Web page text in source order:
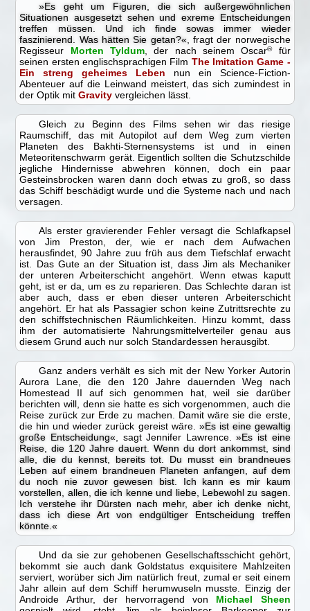
»Es geht um Figuren, die sich außergewöhnlichen
Situationen ausgesetzt sehen und exreme Entscheidungen
treffen müssen. Und ich finde sowas immer wieder
faszinierend. Was hätten Sie getan?« , fragt der norwegische
Regisseur Morten Tyldum , der nach seinem Oscar®für
seinen ersten englischsprachigen Film The Imitation Game -
Ein streng geheimes Leben nun ein Science-Fiction-
Abenteuer auf die Leinwand meistert, das sich zumindest in
der Optik mitGravity vergleichen lässt.
Gleich zu Beginn des Films sehen wir das riesige
Raumschiff, das mit Autopilot auf dem Weg zum vierten
Planeten des Bakhti-Sternensystems ist und in einen
Meteoritenschwarm gerät. Eigentlich sollten die Schutzschilde
jegliche Hindernisse abwehren können, doch ein paar
Gesteinsbrocken waren dann doch etwas zu groß, so dass
das Schiff beschädigt wurde und die Systeme nach und nach
versagen.
Als erster gravierender Fehler versagt die Schlafkapsel
von Jim Preston, der, wie er nach dem Aufwachen
herausfindet, 90 Jahre zuu früh aus dem Tiefschlaf erwacht
ist. Das Gute an der Situation ist, dass Jim als Mechaniker
der unteren Arbeiterschicht angehört. Wenn etwas kaputt
geht, ist er da, um es zu reparieren. Das Schlechte daran ist
aber auch, dass er eben dieser unteren Arbeiterschicht
angehört. Er hat als Passagier schon keine Zutrittsrechte zu
den schiffstechnischen Räumlichkeiten. Hinzu kommt, dass
ihm der automatisierte Nahrungsmittelverteiler genau aus
diesem Grund auch nur solch Standardessen herausgibt.
Ganz anders verhält es sich mit der New Yorker Autorin
Aurora Lane, die den 120 Jahre dauernden Weg nach
Homestead II auf sich genommen hat, weil sie darüber
berichten will, denn sie hatte es sich vorgenommen, auch die
Reise zurück zur Erde zu machen. Damit wäre sie die erste,
die hin und wieder zurück gereist wäre. »Es ist eine gewaltig
große Entscheidung« , sagt Jennifer Lawrence.»Es ist eine
Reise, die 120 Jahre dauert. Wenn du dort ankommst, sind
alle, die du kennst, bereits tot. Du musst ein brandneues
Leben auf einem brandneuen Planeten anfangen, auf dem
du noch nie zuvor gewesen bist. Ich kann es mir kaum
vorstellen, allen, die ich kenne und liebe, Lebewohl zu sagen.
Ich verstehe ihr Dürsten nach mehr, aber ich denke nicht,
dass ich diese Art von endgültiger Entscheidung treffen
könnte.«
Und da sie zur gehobenen Gesellschaftsschicht gehört,
bekommt sie auch dank Goldstatus exquisitere Mahlzeiten
serviert, worüber sich Jim natürlich freut, zumal er seit einem
Jahr allein auf dem Schiff herumwuseln musste. Einzig der
Androide Arthur, der hervorragend von Michael Sheen